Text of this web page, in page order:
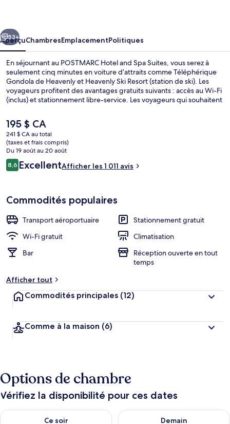
Spa
Suites
Suivant
53+
AperçuChambresEmplacementPolitiques
En séjournant au POSTMARC Hotel and Spa Suites, vous serez à
seulement cinq minutes en voiture d’attraits comme Téléphérique
Gondola de Heavenly et Heavenly Ski Resort (station de ski). Les
voyageurs profitent des avantages gratuits suivants : accès au Wi-Fi
(inclus) et stationnement libre-service. Les voyageurs qui souhaitent
proximité suivantes : piste de randonnée/de vélo, kayak et vélo de
montagne. L’endroit offre des vélos gratuits et jardin. De plus, parmi
les commodités dans les chambres figurent des réfrigérateurs et
des fours à micro-ondes. Le personnel serviable et l’emplacement
sont des éléments populaires auprès des voyageurs.
Le
prix
actuel
est
de 195 $ CA
195 $ CA
241 $ CA au total
(taxes et frais compris)
Du 19 août au 20 août
Avis
8,68,6 sur 10 –
ExcellentAfficher les 1 011 avis
Commodités populaires
Transport aéroportuaire
Stationnement gratuit
Wi-Fi gratuit
Climatisation
Bar
Réception ouverte en tout
temps
Afficher tout
Commodités principales (12)
Comme à la maison (6)
Options de chambre
Vérifiez la disponibilité pour ces dates
Ce soir
Vérifier la disponibilité pour ce soir août 8 - août 9
Demain
Vérifier la disponibilité pour